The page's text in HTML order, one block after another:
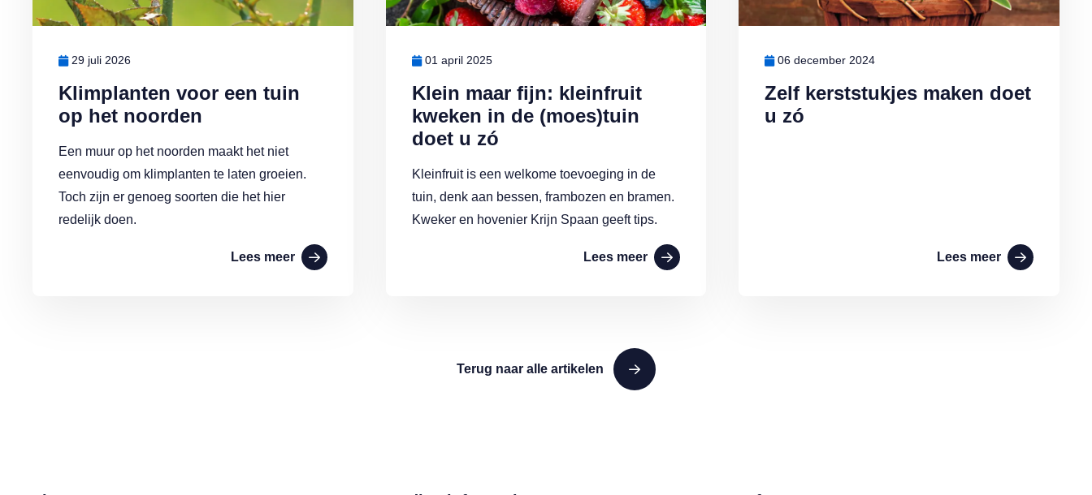
Klimplanten voor een tuin
op het noorden
29 juli 2026
Een muur op het noorden maakt het niet
eenvoudig om klimplanten te laten groeien.
Toch zijn er genoeg soorten die het hier
redelijk doen.
Lees meer
Klein maar fijn: kleinfruit
kweken in de (moes)tuin
doet u zó
01 april 2025
Kleinfruit is een welkome toevoeging in de
tuin, denk aan bessen, frambozen en bramen.
Kweker en hovenier Krijn Spaan geeft tips.
Lees meer
Zelf kerststukjes maken doet
u zó
06 december 2024
Lees meer
Terug naar alle artikelen